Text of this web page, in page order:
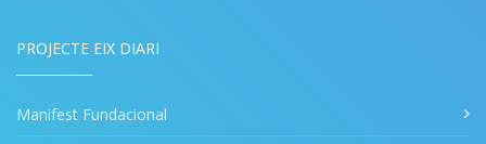
PROJECTE EIX DIARI
Manifest Fundacional